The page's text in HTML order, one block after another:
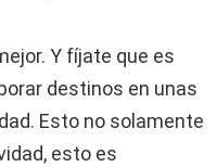
Y fíjate que es
destinos en unas
Esto no solamente
esto es